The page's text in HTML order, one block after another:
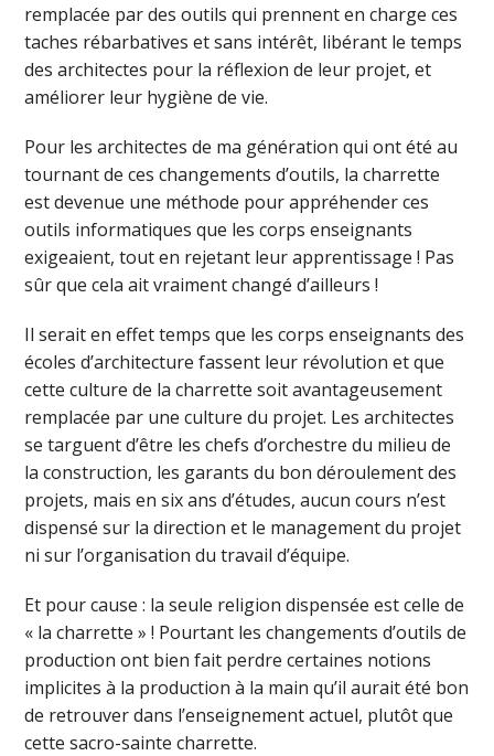
remplacée par des outils qui prennent en charge ces
taches rébarbatives et sans intérêt, libérant le temps
des architectes pour la réflexion de leur projet, et
améliorer leur hygiène de vie.
Pour les architectes de ma génération qui ont été au
tournant de ces changements d’outils, la charrette
est devenue une méthode pour appréhender ces
outils informatiques que les corps enseignants
exigeaient, tout en rejetant leur apprentissage ! Pas
sûr que cela ait vraiment changé d’ailleurs !
Il serait en effet temps que les corps enseignants des
écoles d’architecture fassent leur révolution et que
cette culture de la charrette soit avantageusement
remplacée par une culture du projet. Les architectes
se targuent d’être les chefs d’orchestre du milieu de
la construction, les garants du bon déroulement des
projets, mais en six ans d’études, aucun cours n’est
dispensé sur la direction et le management du projet
ni sur l’organisation du travail d’équipe.
Et pour cause : la seule religion dispensée est celle de
« la charrette » ! Pourtant les changements d’outils de
production ont bien fait perdre certaines notions
implicites à la production à la main qu’il aurait été bon
de retrouver dans l’enseignement actuel, plutôt que
cette sacro-sainte charrette.